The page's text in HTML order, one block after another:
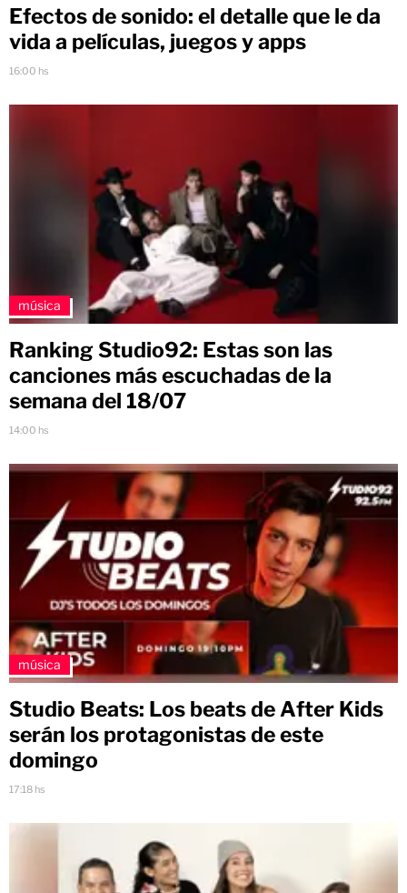
Efectos de sonido: el detalle que le da
vida a películas, juegos y apps
16:00 hs
música
Ranking Studio92: Estas son las
canciones más escuchadas de la
semana del 18/07
14:00 hs
música
Studio Beats: Los beats de After Kids
serán los protagonistas de este
domingo
17:18 hs